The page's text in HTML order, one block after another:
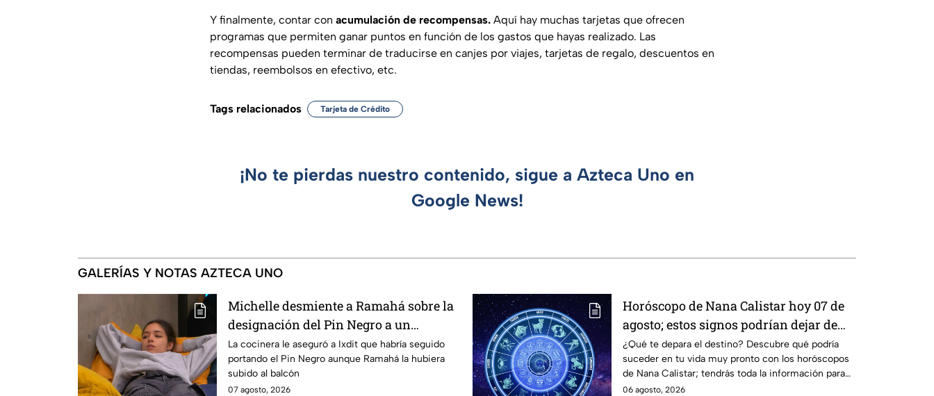
Y finalmente, contar con acumulación de recompensas. Aquí hay muchas tarjetas que ofrecen
programas que permiten ganar puntos en función de los gastos que hayas realizado. Las
recompensas pueden terminar de traducirse en canjes por viajes, tarjetas de regalo, descuentos en
tiendas, reembolsos en efectivo, etc.
Tags relacionados Tarjeta de Crédito
¡No te pierdas nuestro contenido, sigue a Azteca Uno en
Google News!
GALERÍAS Y NOTAS AZTECA UNO
Michelle desmiente a Ramahá sobre la
designación del Pin Negro a un
integrante de las "Divas" en MasterChef
24/7
La cocinera le aseguró a Ixdit que habría seguido
portando el Pin Negro aunque Ramahá la hubiera
subido al balcón
07 agosto, 2026
Horóscopo de Nana Calistar hoy 07 de
agosto; estos signos podrían dejar de
estar solteros más pronto de lo que
imaginan y recibir propuestas
laborales
¿Qué te depara el destino? Descubre qué podría
suceder en tu vida muy pronto con los horóscopos
de Nana Calistar; tendrás toda la información para
afrontar el futuro.
06 agosto, 2026